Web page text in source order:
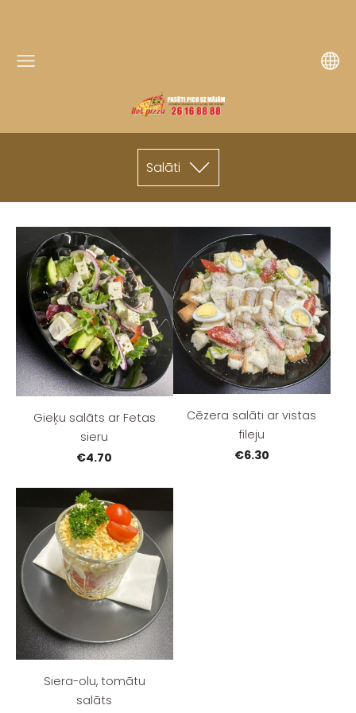
Salāti
Gieķu salāts ar Fetas
sieru
€4.70
Cēzera salāti ar vistas
fileju
€6.30
Siera-olu, tomātu
salāts